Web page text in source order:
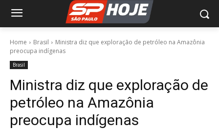
Home Brasil
Ministra diz que exploração de petróleo na Amazônia
preocupa indígenas
Brasil
Ministra diz que exploração de
petróleo na Amazônia
preocupa indígenas